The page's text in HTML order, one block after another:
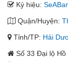
Ký hiệu:
Quận/Huyện:
Tỉnh/TP: Hải
Số 33 Đại lộ